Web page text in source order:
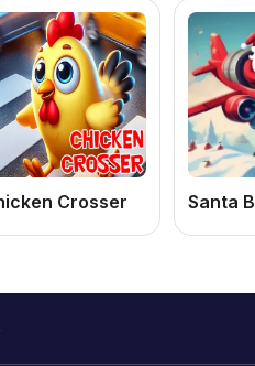
Crosser